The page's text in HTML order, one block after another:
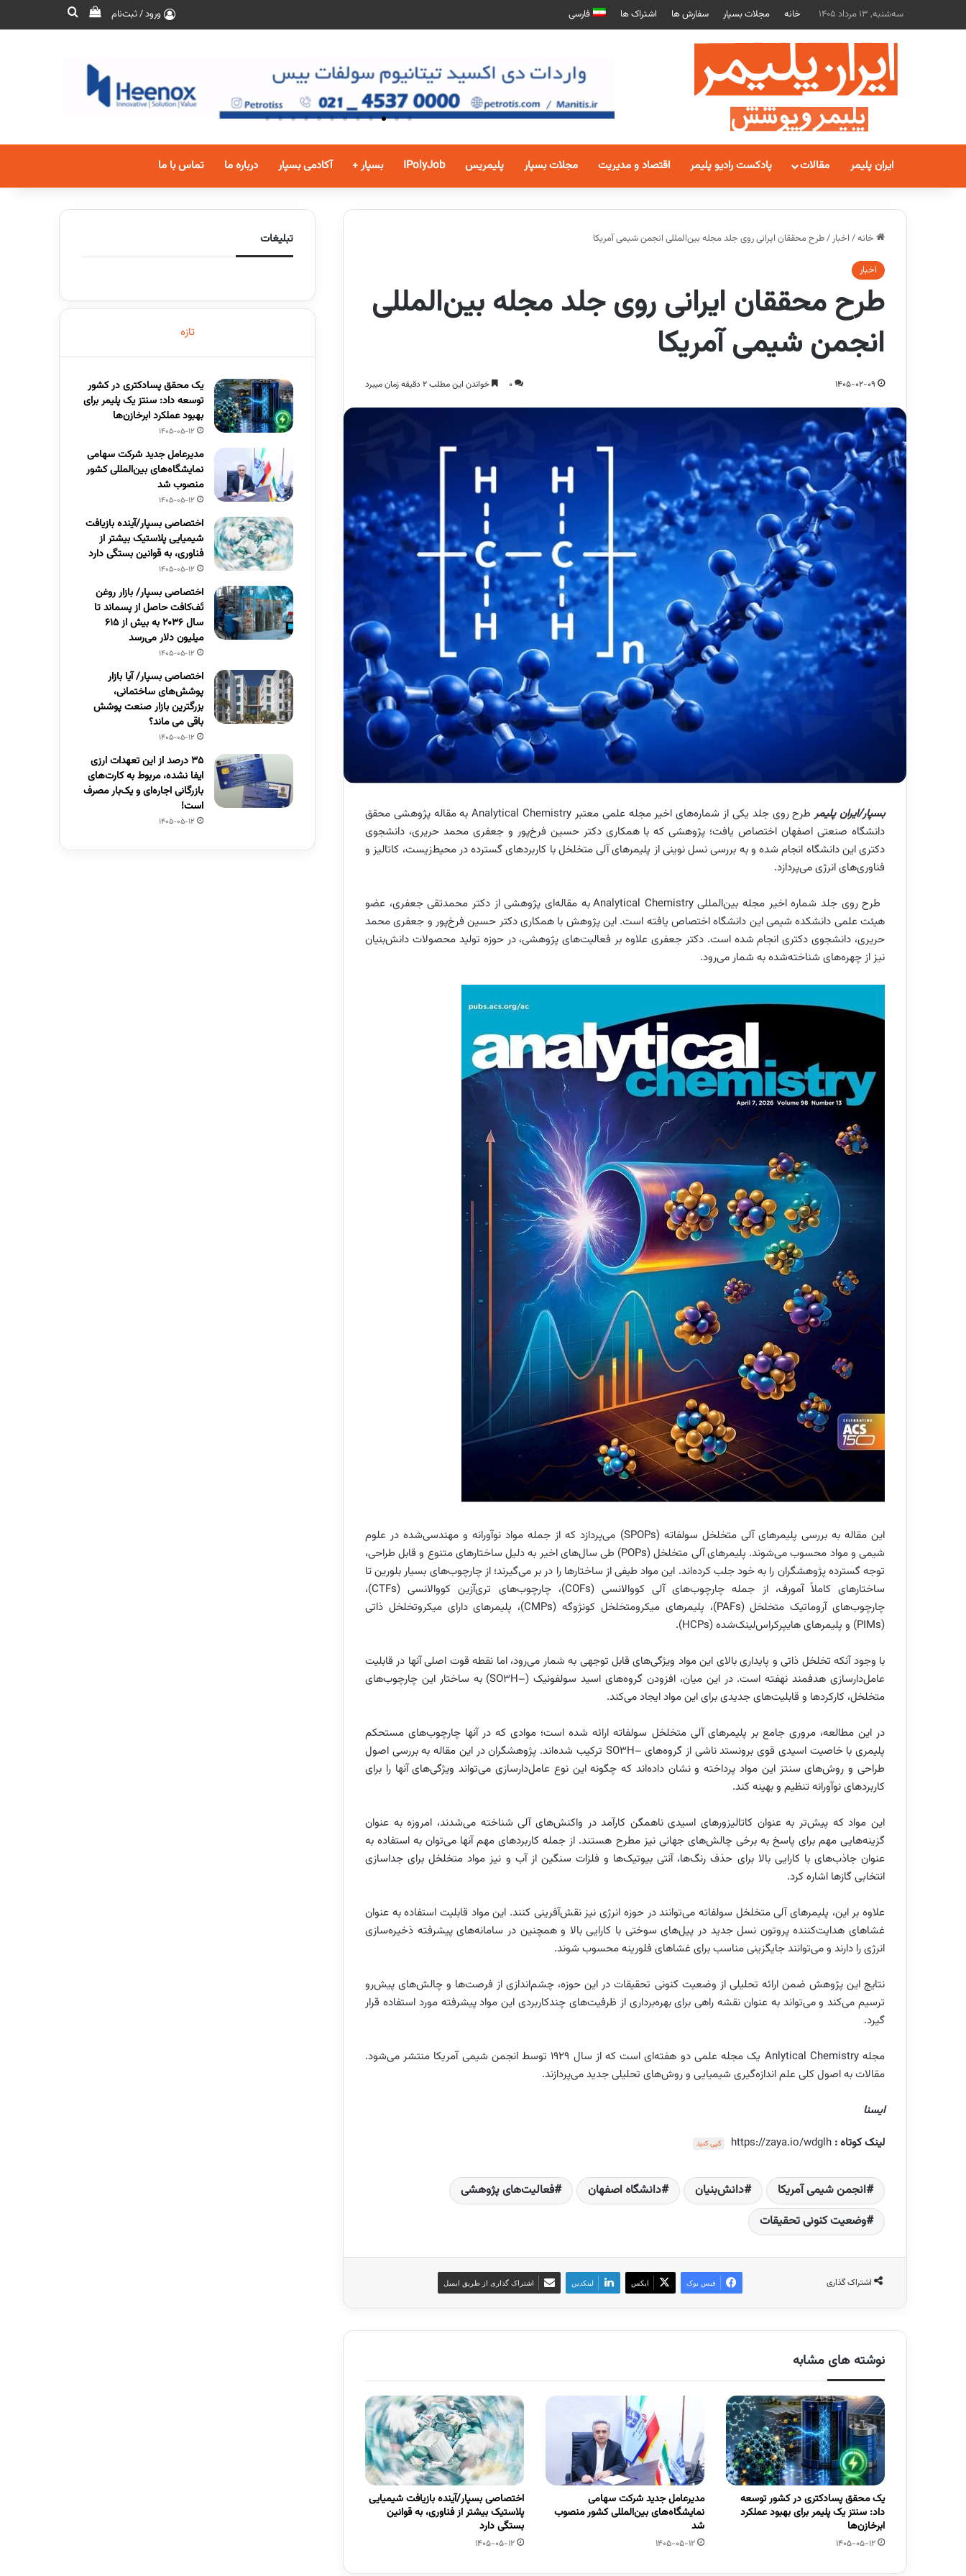
سه‌شنبه, 13 مرداد 1405 خانه مجلات بسپار سفارش ها اشتراک ها فارسی ورود / ثبت‌نام
ایران پلیمر مقالات پادکست رادیو پلیمر اقتصاد و مدیریت مجلات بسپار پلیمریس IPolyJob بسپار + آکادمی بسپار درباره ما تماس با ما
خانه/ اخبار/طرح محققان ایرانی روی جلد مجله بین‌المللی انجمن شیمی آمریکا
اخبار
طرح محققان ایرانی روی جلد مجله بین‌المللی
انجمن شیمی آمریکا
1405-02-09
0 خواندن این مطلب 2 دقیقه زمان میبرد
بسپار/ایران پلیمر
طرح روی جلد یکی از شماره‌های اخیر مجله علمی معتبر Analytical Chemistry به مقاله پژوهشی محقق
دانشگاه صنعتی اصفهان اختصاص یافت؛ پژوهشی که با همکاری دکتر حسین فرخ‌پور و جعفری محمد حریری، دانشجوی
دکتری این دانشگاه انجام شده و به بررسی نسل نوینی از پلیمرهای آلی متخلخل با کاربردهای گسترده در محیط‌زیست، کاتالیز و
فناوری‌های انرژی می‌پردازد.
طرح روی جلد شماره اخیر مجله بین‌المللی Analytical Chemistry به مقاله‌ای پژوهشی از دکتر محمدتقی جعفری، عضو
هیئت علمی دانشکده شیمی این دانشگاه اختصاص یافته است. این پژوهش با همکاری دکتر حسین فرخ‌پور و جعفری محمد
حریری، دانشجوی دکتری انجام شده است. دکتر جعفری علاوه بر فعالیت‌های پژوهشی، در حوزه تولید محصولات دانش‌بنیان
نیز از چهره‌های شناخته‌شده به شمار می‌رود.
این مقاله به بررسی پلیمرهای آلی متخلخل سولفاته (SPOPs) می‌پردازد که از جمله مواد نوآورانه و مهندسی‌شده در علوم
شیمی و مواد محسوب می‌شوند. پلیمرهای آلی متخلخل (POPs) طی سال‌های اخیر به دلیل ساختارهای متنوع و قابل طراحی،
توجه گسترده پژوهشگران را به خود جلب کرده‌اند. این مواد طیفی از ساختارها را در بر می‌گیرند؛ از چارچوب‌های بسیار بلورین تا
ساختارهای کاملاً آمورف، از جمله چارچوب‌های آلی کووالانسی (COFs)، چارچوب‌های تری‌آزین کووالانسی (CTFs)،
چارچوب‌های آروماتیک متخلخل (PAFs)، پلیمرهای میکرومتخلخل کونژوگه (CMPs)، پلیمرهای دارای میکروتخلخل ذاتی
(PIMs) و پلیمرهای هایپرکراس‌لینک‌شده (HCPs).
با وجود آنکه تخلخل ذاتی و پایداری بالای این مواد ویژگی‌های قابل توجهی به شمار می‌رود، اما نقطه قوت اصلی آنها در قابلیت
عامل‌دارسازی هدفمند نهفته است. در این میان، افزودن گروه‌های اسید سولفونیک (–SO3H) به ساختار این چارچوب‌های
متخلخل، کارکردها و قابلیت‌های جدیدی برای این مواد ایجاد می‌کند.
در این مطالعه، مروری جامع بر پلیمرهای آلی متخلخل سولفاته ارائه شده است؛ موادی که در آنها چارچوب‌های مستحکم
پلیمری با خاصیت اسیدی قوی برونستد ناشی از گروه‌های –SO3H ترکیب شده‌اند. پژوهشگران در این مقاله به بررسی اصول
طراحی و روش‌های سنتز این مواد پرداخته و نشان داده‌اند که چگونه این نوع عامل‌دارسازی می‌تواند ویژگی‌های آنها را برای
کاربردهای نوآورانه تنظیم و بهینه کند.
این مواد که پیش‌تر به عنوان کاتالیزورهای اسیدی ناهمگن کارآمد در واکنش‌های آلی شناخته می‌شدند، امروزه به عنوان
گزینه‌هایی مهم برای پاسخ به برخی چالش‌های جهانی نیز مطرح هستند. از جمله کاربردهای مهم آنها می‌توان به استفاده به
عنوان جاذب‌های با کارایی بالا برای حذف رنگ‌ها، آنتی ‌بیوتیک‌ها و فلزات سنگین از آب و نیز مواد متخلخل برای جداسازی
انتخابی گازها اشاره کرد.
علاوه بر این، پلیمرهای آلی متخلخل سولفاته می‌توانند در حوزه انرژی نیز نقش‌آفرینی کنند. این مواد قابلیت استفاده به عنوان
غشاهای هدایت‌کننده پروتون نسل جدید در پیل‌های سوختی با کارایی بالا و همچنین در سامانه‌های پیشرفته ذخیره‌سازی
انرژی را دارند و می‌توانند جایگزینی مناسب برای غشاهای فلورینه محسوب شوند.
نتایج این پژوهش ضمن ارائه تحلیلی از وضعیت کنونی تحقیقات در این حوزه، چشم‌اندازی از فرصت‌ها و چالش‌های پیش‌رو
ترسیم می‌کند و می‌تواند به عنوان نقشه راهی برای بهره‌برداری از ظرفیت‌های چندکاربردی این مواد پیشرفته مورد استفاده قرار
گیرد.
مجله Anlytical Chemistry یک مجله علمی دو هفته‌ای است که از سال 1929 توسط انجمن شیمی آمریکا منتشر می‌شود.
مقالات به اصول کلی علم اندازه‌گیری شیمیایی و روش‌های تحلیلی جدید می‌پردازند.
ایسنا
لینک کوتاه : https://zaya.io/wdglh کپی کنید
انجمن شیمی آمریکا دانش‌بنیان دانشگاه اصفهان
فعالیت‌های پژوهشی
وضعیت کنونی تحقیقات
اشتراک گذاری فیس بوک ایکس لینکدین اشتراک گذاری از طریق ایمیل
نوشته های مشابه
یک محقق پسادکتری در کشور توسعه
داد: سنتز یک پلیمر برای بهبود عملکرد
ابرخازن‌ها
1405-05-12
مدیرعامل جدید شرکت سهامی
نمایشگاه‌های بین‌المللی کشور منصوب
شد
1405-05-12
اختصاصی بسپار/آینده بازیافت شیمیایی
پلاستیک بیشتر از فناوری، به قوانین
بستگی دارد
1405-05-12
تبلیغات
تازه
یک محقق پسادکتری در کشور
توسعه داد: سنتز یک پلیمر برای
بهبود عملکرد ابرخازن‌ها
1405-05-12
مدیرعامل جدید شرکت سهامی
نمایشگاه‌های بین‌المللی کشور
منصوب شد
1405-05-12
اختصاصی بسپار/آینده بازیافت
شیمیایی پلاستیک بیشتر از
فناوری، به قوانین بستگی دارد
1405-05-12
اختصاصی بسپار/ بازار روغن
تَف‌کافت حاصل از پسماند تا
سال ۲۰۳۶ به بیش از ۶۱۵
میلیون دلار می‌رسد
1405-05-12
اختصاصی بسپار/ آیا بازار
پوشش‌های ساختمانی،
بزرگترین بازار صنعت پوشش
باقی می ماند؟
1405-05-12
۳۵ درصد از این تعهدات ارزی
ایفا نشده، مربوط به کارت‌های
بازرگانی اجاره‌ای و یک‌بار مصرف
است!
1405-05-12